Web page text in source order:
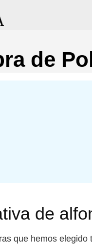
de
de
que hemos